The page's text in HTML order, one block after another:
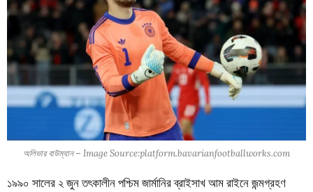
অলিভার বাউম্যান – Image Source:platform.bavarianfootballworks.com
১৯৯০ সালের ২ জুন তৎকালীন পশ্চিম জার্মানির ব্রাইসাখ আম রাইনে জন্মগ্রহণ